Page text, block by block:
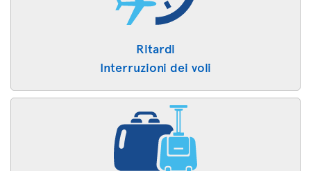
Ritardi
Interruzioni dei voli